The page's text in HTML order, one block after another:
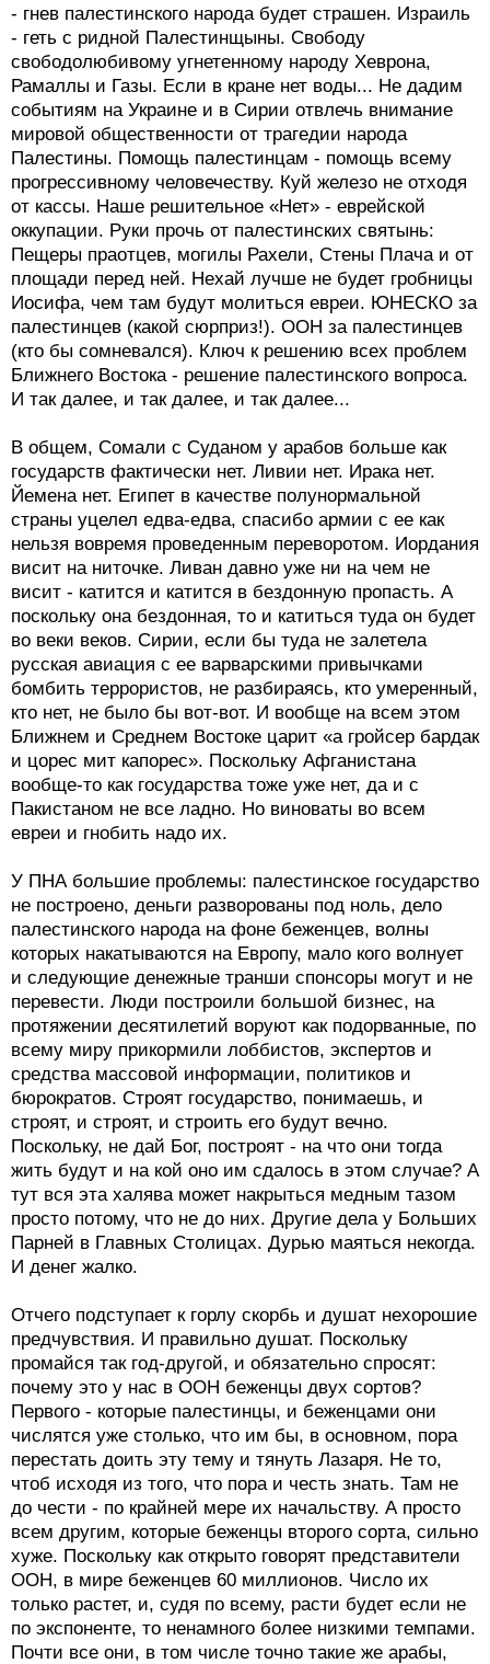
- гнев палестинского народа будет страшен. Израиль
- геть с ридной Палестинщыны. Свободу
свободолюбивому угнетенному народу Хеврона,
Рамаллы и Газы. Если в кране нет воды... Не дадим
событиям на Украине и в Сирии отвлечь внимание
мировой общественности от трагедии народа
Палестины. Помощь палестинцам - помощь всему
прогрессивному человечеству. Куй железо не отходя
от кассы. Наше решительное «Нет» - еврейской
оккупации. Руки прочь от палестинских святынь:
Пещеры праотцев, могилы Рахели, Стены Плача и от
площади перед ней. Нехай лучше не будет гробницы
Иосифа, чем там будут молиться евреи. ЮНЕСКО за
палестинцев (какой сюрприз!). ООН за палестинцев
(кто бы сомневался). Ключ к решению всех проблем
Ближнего Востока - решение палестинского вопроса.
И так далее, и так далее, и так далее...
В общем, Сомали с Суданом у арабов больше как
государств фактически нет. Ливии нет. Ирака нет.
Йемена нет. Египет в качестве полунормальной
страны уцелел едва-едва, спасибо армии с ее как
нельзя вовремя проведенным переворотом. Иордания
висит на ниточке. Ливан давно уже ни на чем не
висит - катится и катится в бездонную пропасть. А
поскольку она бездонная, то и катиться туда он будет
во веки веков. Сирии, если бы туда не залетела
русская авиация с ее варварскими привычками
бомбить террористов, не разбираясь, кто умеренный,
кто нет, не было бы вот-вот. И вообще на всем этом
Ближнем и Среднем Востоке царит «а гройсер бардак
и цорес мит капорес». Поскольку Афганистана
вообще-то как государства тоже уже нет, да и с
Пакистаном не все ладно. Но виноваты во всем
евреи и гнобить надо их.
У ПНА большие проблемы: палестинское государство
не построено, деньги разворованы под ноль, дело
палестинского народа на фоне беженцев, волны
которых накатываются на Европу, мало кого волнует
и следующие денежные транши спонсоры могут и не
перевести. Люди построили большой бизнес, на
протяжении десятилетий воруют как подорванные, по
всему миру прикормили лоббистов, экспертов и
средства массовой информации, политиков и
бюрократов. Строят государство, понимаешь, и
строят, и строят, и строить его будут вечно.
Поскольку, не дай Бог, построят - на что они тогда
жить будут и на кой оно им сдалось в этом случае? А
тут вся эта халява может накрыться медным тазом
просто потому, что не до них. Другие дела у Больших
Парней в Главных Столицах. Дурью маяться некогда.
И денег жалко.
Отчего подступает к горлу скорбь и душат нехорошие
предчувствия. И правильно душат. Поскольку
промайся так год-другой, и обязательно спросят:
почему это у нас в ООН беженцы двух сортов?
Первого - которые палестинцы, и беженцами они
числятся уже столько, что им бы, в основном, пора
перестать доить эту тему и тянуть Лазаря. Не то,
чтоб исходя из того, что пора и честь знать. Там не
до чести - по крайней мере их начальству. А просто
всем другим, которые беженцы второго сорта, сильно
хуже. Поскольку как открыто говорят представители
ООН, в мире беженцев 60 миллионов. Число их
только растет, и, судя по всему, расти будет если не
по экспоненте, то ненамного более низкими темпами.
Почти все они, в том числе точно такие же арабы,